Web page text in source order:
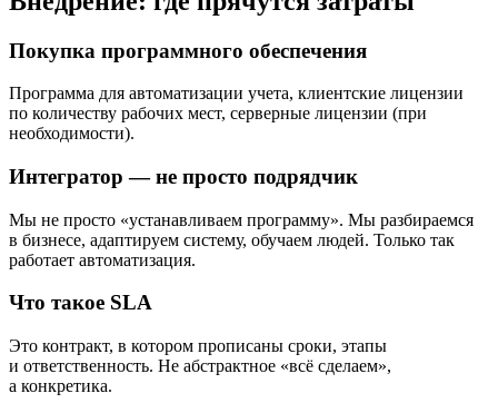
Покупка программного обеспечения
Программа для автоматизации учета, клиентские лицензии
по количеству рабочих мест, серверные лицензии (при
необходимости).
Интегратор — не просто подрядчик
Мы не просто «устанавливаем программу». Мы разбираемся
в бизнесе, адаптируем систему, обучаем людей. Только так
работает автоматизация.
Что такое SLA
Это контракт, в котором прописаны сроки, этапы
и ответственность. Не абстрактное «всё сделаем»,
а конкретика.